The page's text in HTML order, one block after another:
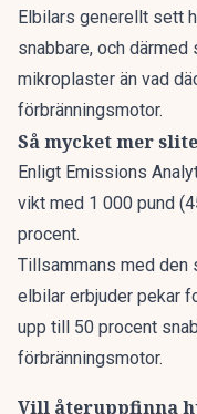
Elbilars generellt sett
snabbare, och
mikroplaster än vad
förbränningsmotor.
Så mycket mer
Enligt Emissions
vikt med 1 000 pund
procent.
Tillsammans med den
elbilar erbjuder pekar
upp till 50 procent
förbränningsmotor.
Vill återuppfinna